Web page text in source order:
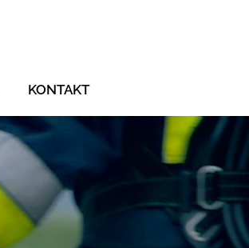
KONTAKT